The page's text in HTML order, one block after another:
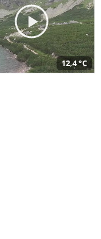
12,4 °C